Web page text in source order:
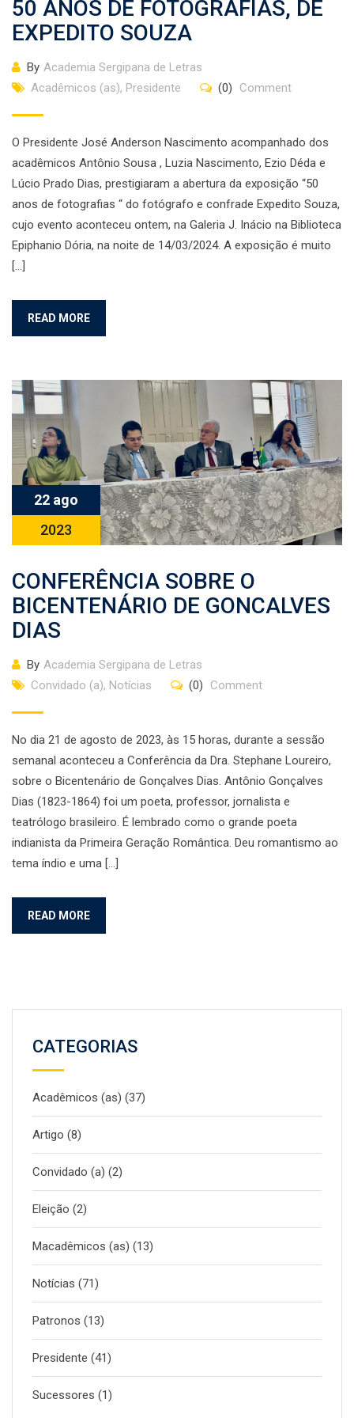
50 ANOS DE FOTOGRAFIAS, DE
EXPEDITO SOUZA
By Academia Sergipana de Letras
Acadêmicos (as), Presidente (0) Comment
O Presidente José Anderson Nascimento acompanhado dos
acadêmicos Antônio Sousa , Luzia Nascimento, Ezio Déda e
Lúcio Prado Dias, prestigiaram a abertura da exposição “50
anos de fotografias “ do fotógrafo e confrade Expedito Souza,
cujo evento aconteceu ontem, na Galeria J. Inácio na Biblioteca
Epiphanio Dória, na noite de 14/03/2024. A exposição é muito
[…]
READ MORE
22 ago
2023
CONFERÊNCIA SOBRE O
BICENTENÁRIO DE GONCALVES
DIAS
By Academia Sergipana de Letras
Convidado (a), Notícias (0) Comment
No dia 21 de agosto de 2023, às 15 horas, durante a sessão
semanal aconteceu a Conferência da Dra. Stephane Loureiro,
sobre o Bicentenário de Gonçalves Dias. Antônio Gonçalves
Dias (1823-1864) foi um poeta, professor, jornalista e
teatrólogo brasileiro. É lembrado como o grande poeta
indianista da Primeira Geração Romântica. Deu romantismo ao
tema índio e uma […]
READ MORE
CATEGORIAS
Acadêmicos (as) (37)
Artigo (8)
Convidado (a) (2)
Eleição (2)
Macadêmicos (as) (13)
Notícias (71)
Patronos (13)
Presidente (41)
Sucessores (1)